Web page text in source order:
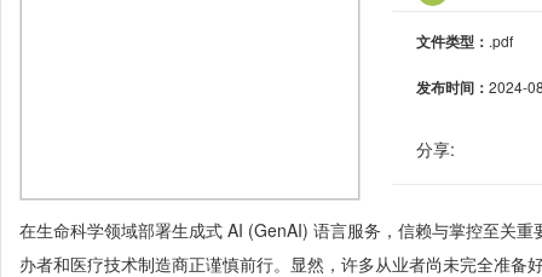
文件类型： .pdf
发布时间： 2024-
分享:
在生命科学领域部署生成式 AI (GenAI) 语言服务，信赖与掌控至关
办者和医疗技术制造商正谨慎前行。显然，许多从业者尚未完全准备